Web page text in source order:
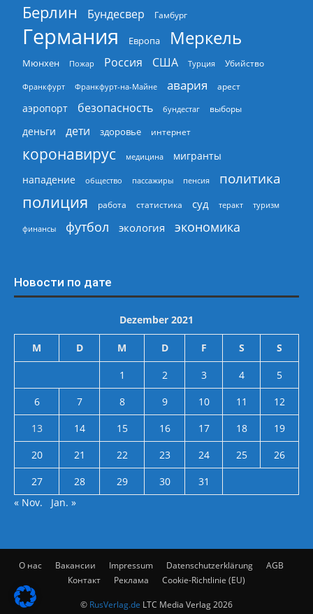
Берлин
Бундесвер Гамбург
Германия Европа Меркель
Мюнхен Пожар Россия США Турция Убийство
Франкфурт Франкфурт-на-Майне авария арест
аэропорт безопасность бундестаг выборы
деньги дети здоровье интернет
коронавирус медицина
мигранты
нападение
общество пассажиры пенсия политика
полиция работа статистика суд теракт туризм
финансы футбол экология экономика
Новости по дате
Dezember 2021
M D M D F S S
1 2 3 4
5
6
7 8 9 10 11
12
13
14 15 16 17 18
19
20
21 22 23 24 25
26
27
28 29 30
31
« Nov.
Jan. »
О нас Вакансии Impressum Datenschutzerklärung
AGB
Контакт
Реклама Cookie-Richtlinie (EU)
© RusVerlag.de LTC Media Verlag 2026